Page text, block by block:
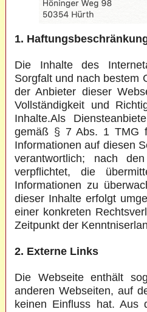
1.
Die Inhalte des
Sorgfalt und nach bestem
der Anbieter dieser
Vollständigkeit und
Inhalte.Als
gemäß § 7 Abs. 1 TMG
Informationen auf diesen
verantwortlich; nach
verpflichtet, die
Informationen zu
dieser Inhalte erfolgt
einer konkreten
Zeitpunkt der
2. Externe Links
Die Webseite enthält
anderen Webseiten, auf
keinen Einfluss hat. Aus